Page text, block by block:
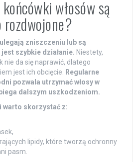
włosów są
zniszczeniu lub są
szybkie działanie. Niestety,
nie da się naprawić, dlatego
jest ich obcięcie.
Regularne
pozwala utrzymać włosy w
dalszym uszkodzeniom.
warto skorzystać z:
lipidy, które tworzą ochronny
pasm.